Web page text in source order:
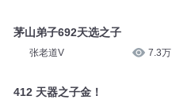
茅山弟子692天选之子
张老道V 7.3万
412 天器之子金！